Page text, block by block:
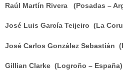
Raúl Martín Rivera (Posadas –
José Luis García Teijeiro (La
José Carlos González Sebastián
Gillian Clarke (Logroño – España)